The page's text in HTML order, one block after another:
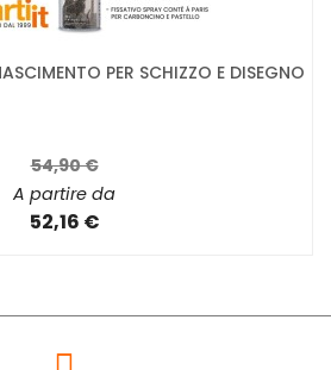
PER SCHIZZO E DISEGNO
54,90 €
A partire da
52,16 €